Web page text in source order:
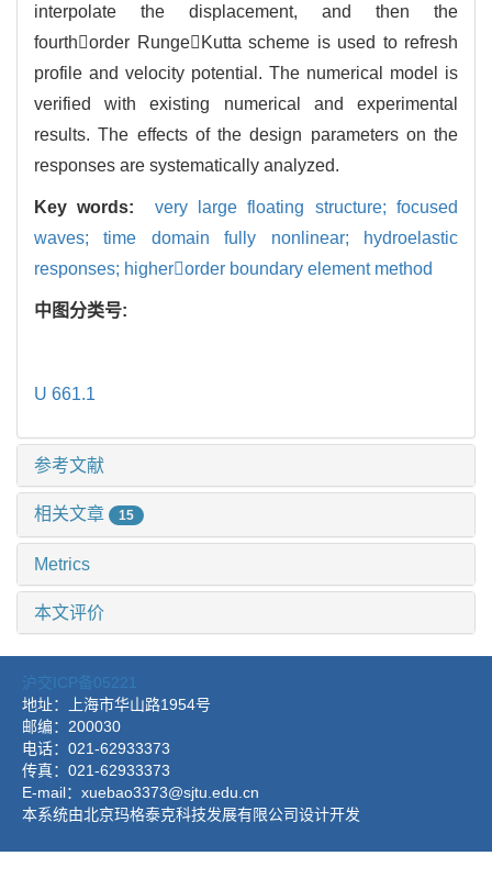
interpolate the displacement, and then the
fourthorder RungeKutta scheme is used to refresh
profile and velocity potential. The numerical model is
verified with existing numerical and experimental
results. The effects of the design parameters on the
responses are systematically analyzed.
Key words:
very large floating structure; focused
waves; time domain fully nonlinear; hydroelastic
responses; higherorder boundary element method
中图分类号:
U 661.1
参考文献
相关文章 15
Metrics
本文评价
沪交ICP备05221
地址：上海市华山路1954号
邮编：200030
电话：021-62933373
传真：021-62933373
E-mail：xuebao3373@sjtu.edu.cn
本系统由北京玛格泰克科技发展有限公司设计开发